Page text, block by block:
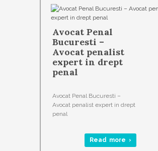
Avocat Penal
Bucuresti –
Avocat penalist
expert in drept
penal
Avocat Penal Bucuresti –
Avocat penalist expert in drept
penal
Read more ›